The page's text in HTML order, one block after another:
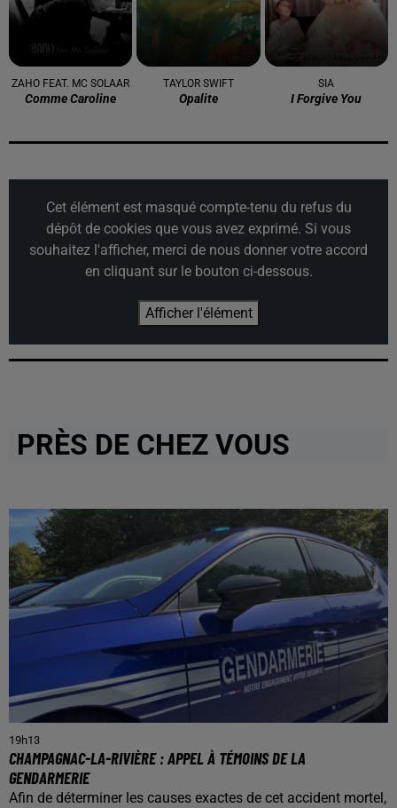
ZAHO FEAT. MC SOLAAR
Comme Caroline
TAYLOR SWIFT
Opalite
SIA
I Forgive You
Cet élément est masqué compte-tenu du refus du
dépôt de cookies que vous avez exprimé. Si vous
souhaitez l'afficher, merci de nous donner votre accord
en cliquant sur le bouton ci-dessous.
Afficher l'élément
PRÈS DE CHEZ VOUS
19h13
CHAMPAGNAC-LA-RIVIÈRE : APPEL À TÉMOINS DE LA
GENDARMERIE
Afin de déterminer les causes exactes de cet accident mortel,